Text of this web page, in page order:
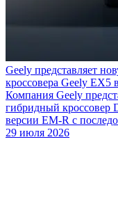
Geely представляет
кроссовера Geely EX5
Компания Geely
гибридный кроссовер
версии EM-R с
29 июля 2026